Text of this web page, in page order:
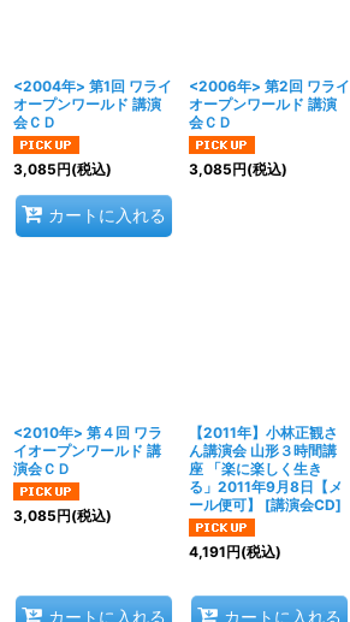
<2004年> 第1回 ワライ
オープンワールド 講演
会ＣＤ
3,085円(税込)
カートに入れる
<2006年> 第2回 ワライ
オープンワールド 講演
会ＣＤ
3,085円(税込)
<2010年> 第４回 ワラ
イオープンワールド 講
演会ＣＤ
3,085円(税込)
カートに入れる
【2011年】小林正観さ
ん講演会 山形３時間講
座 「楽に楽しく生き
る」2011年9月8日【メ
ール便可】
[講演会CD]
4,191円(税込)
カートに入れる